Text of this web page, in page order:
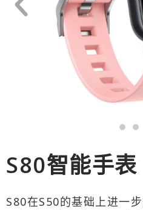
S80智能手表
S80在S50的基础上进一